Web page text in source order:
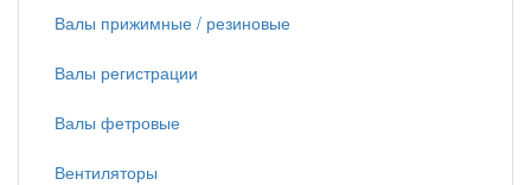
Валы прижимные / резиновые
Валы регистрации
Валы фетровые
Вентиляторы